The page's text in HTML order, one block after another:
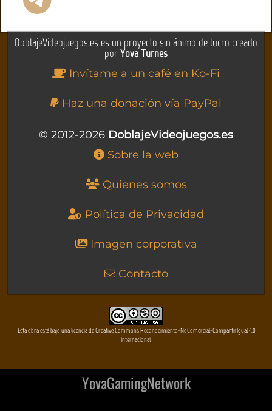
DoblajeVideojuegos.es es un proyecto sin ánimo de lucro creado
porYova Turnes
Invítame a un café en Ko-Fi
Haz una donación vía PayPal
© 2012-2026 DoblajeVideojuegos.es
Sobre la web
Quienes somos
Política de Privacidad
Imagen corporativa
Contacto
Esta obra está bajo una licencia de Creative Commons Reconocimiento-NoComercial-CompartirIgual 4.0
Internacional
YovaGamingNetwork